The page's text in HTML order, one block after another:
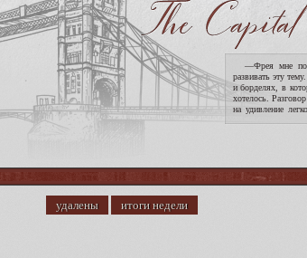
—Фрея мне
развивать эту
и борделях, в
хотелось.
на удивление
удалены итоги недели